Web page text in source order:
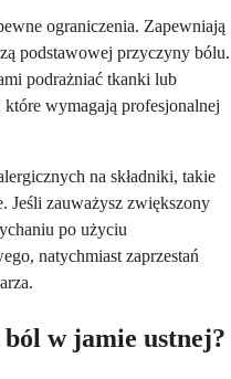
ograniczenia. Zapewniają
podstawowej przyczyny bólu.
podrażniać tkanki lub
które wymagają profesjonalnej
na składniki, takie
Jeśli zauważysz zwiększony
po użyciu
natychmiast zaprzestań
w jamie ustnej?